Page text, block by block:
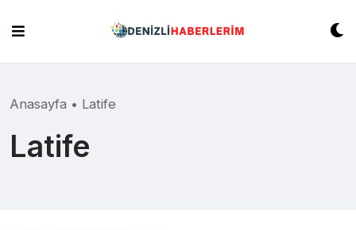
content
Anasayfa • Latife
Latife